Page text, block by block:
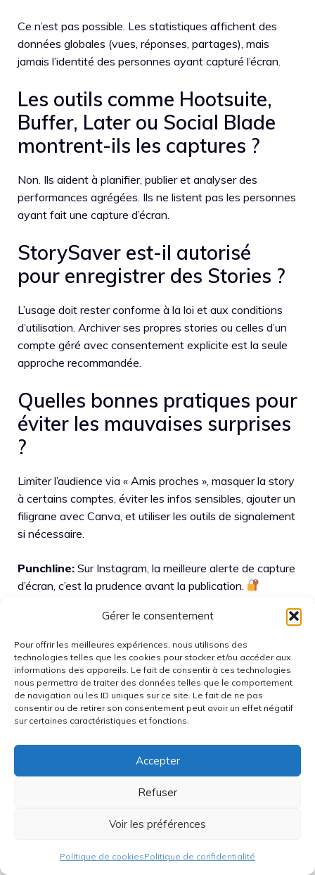
Gérer le consentement
Pour offrir les meilleures expériences, nous utilisons des
technologies telles que les cookies pour stocker et/ou accéder aux
informations des appareils. Le fait de consentir à ces technologies
nous permettra de traiter des données telles que le comportement
de navigation ou les ID uniques sur ce site. Le fait de ne pas
consentir ou de retirer son consentement peut avoir un effet négatif
sur certaines caractéristiques et fonctions.
Accepter
Refuser
Voir les préférences
Politique de cookiesPolitique de confidentialité
Ce n’est pas possible. Les statistiques affichent des
données globales (vues, réponses, partages), mais
jamais l’identité des personnes ayant capturé l’écran.
Les outils comme Hootsuite,
Buffer, Later ou Social Blade
montrent-ils les captures ?
Non. Ils aident à planifier, publier et analyser des
performances agrégées. Ils ne listent pas les personnes
ayant fait une capture d’écran.
StorySaver est-il autorisé
pour enregistrer des Stories ?
L’usage doit rester conforme à la loi et aux conditions
d’utilisation. Archiver ses propres stories ou celles d’un
compte géré avec consentement explicite est la seule
approche recommandée.
Quelles bonnes pratiques pour
éviter les mauvaises surprises
?
Limiter l’audience via « Amis proches », masquer la story
à certains comptes, éviter les infos sensibles, ajouter un
filigrane avec Canva, et utiliser les outils de signalement
si nécessaire.
Punchline: Sur Instagram, la meilleure alerte de capture
d’écran, c’est la prudence avant la publication.
Vous pourriez aimer:
Impossible
Instagram : causes
android : comment
savoir si vos…
Emmanuel…
Drevo MFH